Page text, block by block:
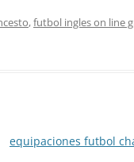
,futbol ingles on line
equipaciones futbol